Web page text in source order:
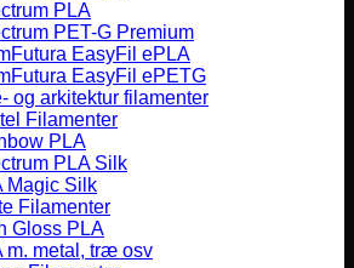
PLA
PET-G Premium
EasyFil ePLA
EasyFil ePETG
og arkitektur filamenter
Filamenter
PLA
PLA Silk
Magic Silk
Filamenter
Gloss PLA
m. metal, træ osv